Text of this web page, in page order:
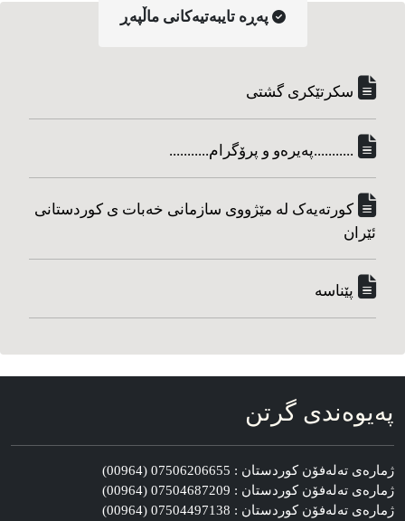
په‌ڕه‌ تایبه‌تیه‌کانی ماڵپه‌ڕ
سکرتێکری گشتی
...........په‌یره‌و و پرۆگرام...........
کورته‌یه‌ک له مێژووی سازمانی خه‌بات ی کوردستانی
ئێران
پێناسه‌
په‌یوه‌ندی گرتن
ژماره‌ی ته‌له‌فۆن کوردستان : 07506206655 (00964)
ژماره‌ی ته‌له‌فۆن کوردستان : 07504687209 (00964)
ژماره‌ی ته‌له‌فۆن کوردستان : 07504497138 (00964)